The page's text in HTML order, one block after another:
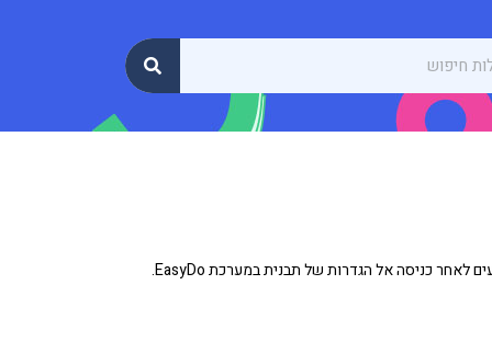
חווית הנמען מדריך זה מסביר על ההגדרות השונות הקיימות תחת אזור חווית הנמען אליו מגיעים לאחר כניסה אל הגדרות של תבנית במערכת EasyDo.